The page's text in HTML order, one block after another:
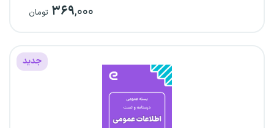
۳۶۹,۰۰۰ تومان
جدید